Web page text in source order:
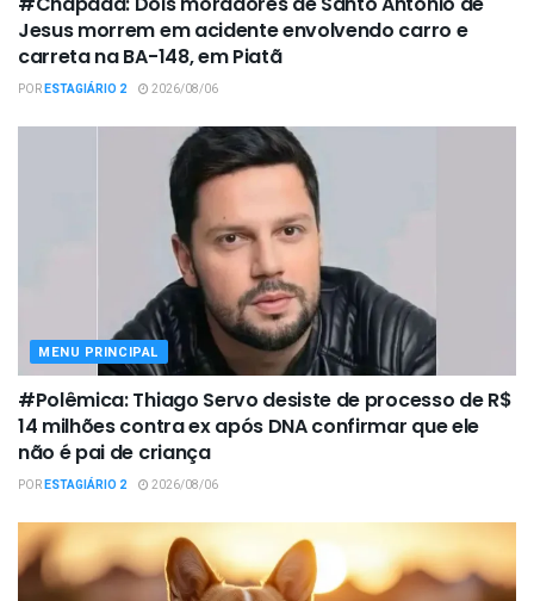
Jesus morrem em acidente envolvendo carro e
carreta na BA-148, em Piatã
PORESTAGIÁRIO 2 2026/08/06
MENU PRINCIPAL
#Polêmica: Thiago Servo desiste de processo de R$
14 milhões contra ex após DNA confirmar que ele
não é pai de criança
PORESTAGIÁRIO 2 2026/08/06